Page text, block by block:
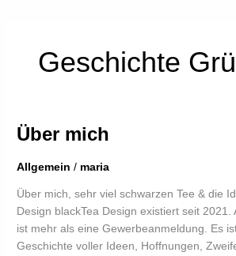
Geschichte
Über mich
Allgemein / maria
Über mich, sehr viel schwarzen Tee & die
Design blackTea Design existiert seit 2021.
ist mehr als eine Gewerbeanmeldung. Es
Geschichte voller Ideen, Hoffnungen,
Über